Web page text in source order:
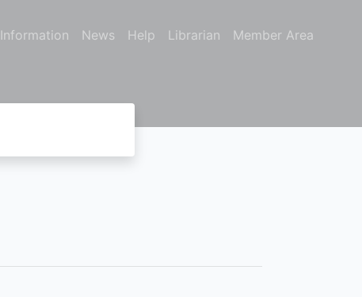
Information News Help Librarian Member Area